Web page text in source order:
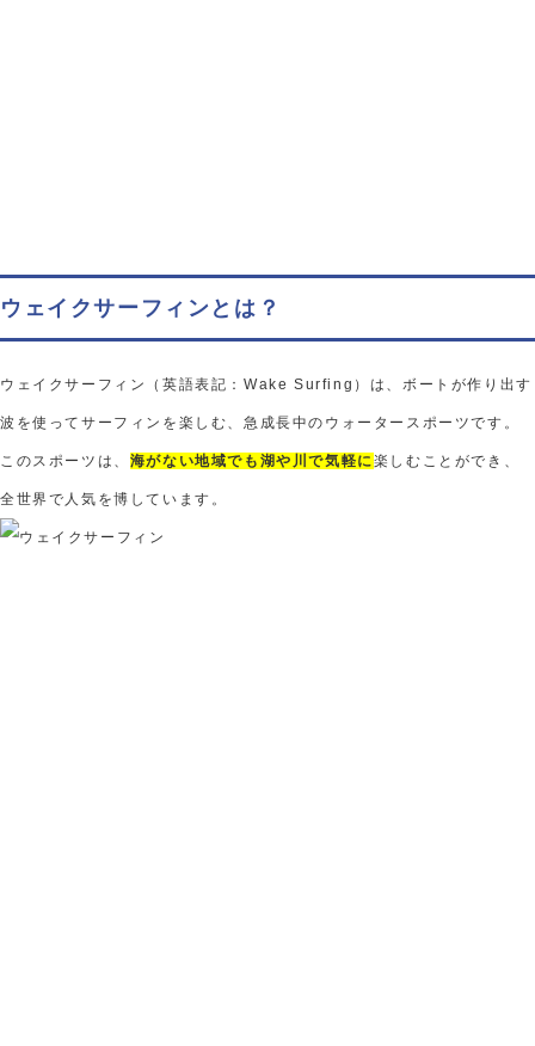
ウェイクサーフィンとは？
ウェイクサーフィン（英語表記：Wake Surfing）は、ボートが作り出す
波を使ってサーフィンを楽しむ、急成長中のウォータースポーツです。
このスポーツは、 海がない地域でも湖や川で気軽に楽しむことができ、
全世界で人気を博しています。